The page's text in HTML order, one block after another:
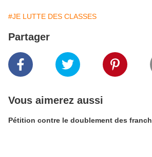
#JE LUTTE DES CLASSES
Partager
Vous aimerez aussi
Pétition contre le doublement des